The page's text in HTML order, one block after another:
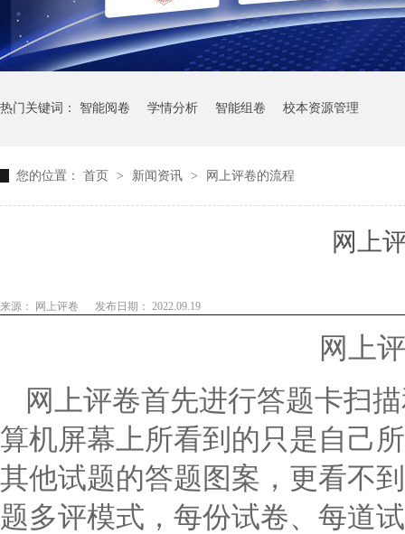
热门关键词： 智能阅卷 学情分析 智能组卷 校本资源管理
您的位置： 首页 > 新闻资讯 > 网上评卷的流程
网上
来源： 网上评卷 发布日期： 2022.09.19
网上
网上评卷首先进行答题卡扫
算机屏幕上所看到的只是自己
其他试题的答题图案，更看不
题多评模式，每份试卷、每道